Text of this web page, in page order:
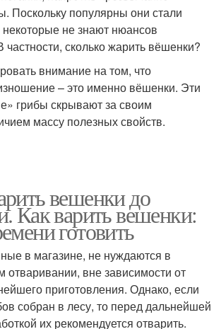
Поскольку популярны они стали
не знают нюансов
частности, сколько жарить вёшенки?
внимание на том, что
– это именно вёшенки. Эти
грибы скрывают за своим
массу полезных свойств.
вешенки до
Как варить вешенки:
готовить
в магазине, не нуждаются в
отваривании, вне зависимости от
приготовления. Однако, если
собран в лесу, то перед дальнейшей
их рекомендуется отварить.